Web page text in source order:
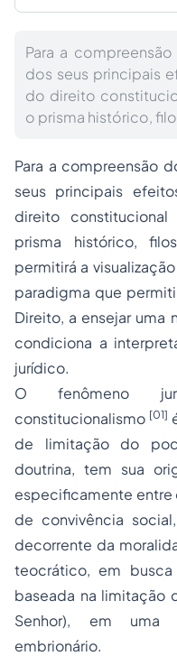
Para a
dos seus principais
do direito
o prisma histórico,
Para a compreensão
seus principais
direito
prisma histórico,
permitirá a
paradigma que
Direito, a ensejar uma
condiciona a
jurídico.
O fenômeno
constitucionalismo [01]
de limitação do
doutrina, tem sua
especificamente entre
de convivência
decorrente da
teocrático, em
baseada na limitação
Senhor), em uma
embrionário.